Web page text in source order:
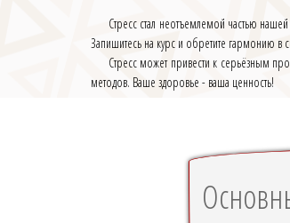
Стресс стал неотъемлемой частью
Запишитесь на курс и обретите гармонию в
Стресс может привести к серьёзным
методов. Ваше здоровье - ваша ценность!